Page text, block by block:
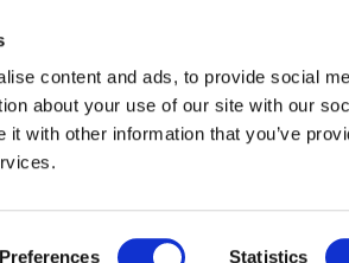
content and ads, to provide social
about your use of our site with our
with other information that you’ve
Preferences Statistics
トニュー）
RSS一覧 個人情報保護方針 サイ
Copyright © Tokyo Metro Co., Ltd All